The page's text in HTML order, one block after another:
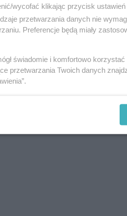
wycofać klikając przycisk
przetwarzania danych nie
Preferencje będą miały
świadomie i komfortowo
przetwarzania Twoich danych